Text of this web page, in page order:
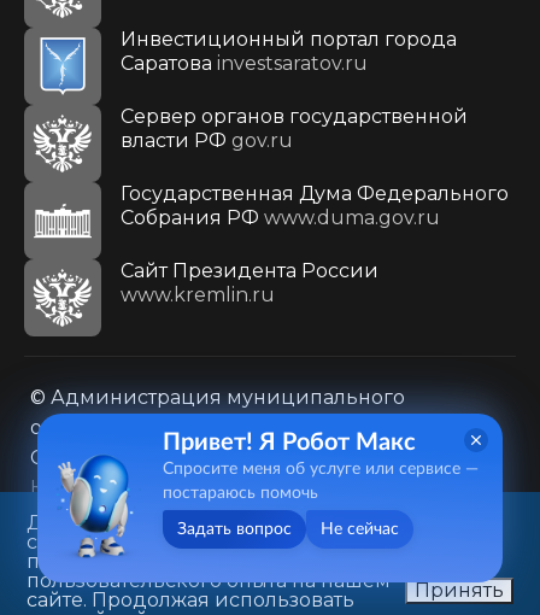
Инвестиционный портал города
Саратова investsaratov.ru
Сервер органов государственной
власти РФ gov.ru
Государственная Дума Федерального
Собрания РФ www.duma.gov.ru
Cайт Президента России
www.kremlin.ru
© Администрация муниципального
образования городского округа «Город
Саратов»
Контакты
Карта сайта
Политика в отношении обработки
персональных данных
410031, г. Саратов, ул. Первомайская, д. 78
+7(8452)26-02-49
Данный веб-сайт использует
cookie-файлы в целях
предоставления вам лучшего
пользовательского опыта на нашем
сайте. Продолжая использовать
Принять
Привет! Я Робот Макс
Спросите меня об услуге или сервисе —
постараюсь помочь
Задать вопрос Не сейчас